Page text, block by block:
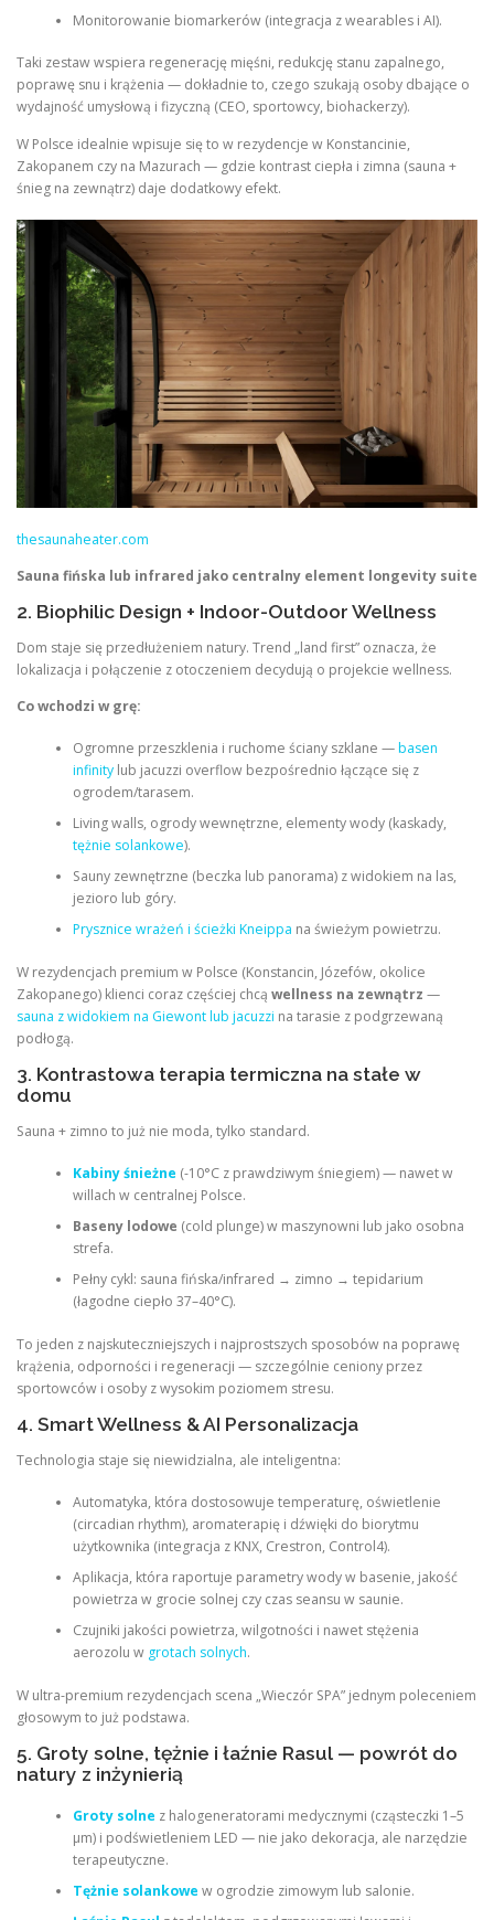
Monitorowanie biomarkerów (integracja z wearables i AI).
Taki zestaw wspiera regenerację mięśni, redukcję stanu zapalnego,
poprawę snu i krążenia — dokładnie to, czego szukają osoby dbające o
wydajność umysłową i fizyczną (CEO, sportowcy, biohackerzy).
W Polsce idealnie wpisuje się to w rezydencje w Konstancinie,
Zakopanem czy na Mazurach — gdzie kontrast ciepła i zimna (sauna +
śnieg na zewnątrz) daje dodatkowy efekt.
thesaunaheater.com
Sauna fińska lub infrared jako centralny element longevity suite
2. Biophilic Design + Indoor-Outdoor Wellness
Dom staje się przedłużeniem natury. Trend „land first” oznacza, że
lokalizacja i połączenie z otoczeniem decydują o projekcie wellness.
Co wchodzi w grę:
Ogromne przeszklenia i ruchome ściany szklane —basen
infinitylub jacuzzi overflow bezpośrednio łączące się z
ogrodem/tarasem.
Living walls, ogrody wewnętrzne, elementy wody (kaskady,
tężnie solankowe).
Sauny zewnętrzne (beczka lub panorama) z widokiem na las,
jezioro lub góry.
Prysznice wrażeń i ścieżki Kneippa na świeżym powietrzu.
W rezydencjach premium w Polsce (Konstancin, Józefów, okolice
Zakopanego) klienci coraz częściej chcą wellness na zewnątrz —
sauna z widokiem na Giewont lub jacuzzi na tarasie z podgrzewaną
podłogą.
3. Kontrastowa terapia termiczna na stałe w
domu
Sauna + zimno to już nie moda, tylko standard.
Kabiny śnieżne (-10°C z prawdziwym śniegiem) — nawet w
willach w centralnej Polsce.
Baseny lodowe (cold plunge) w maszynowni lub jako osobna
strefa.
Pełny cykl: sauna fińska/infrared → zimno → tepidarium
(łagodne ciepło 37–40°C).
To jeden z najskuteczniejszych i najprostszych sposobów na poprawę
krążenia, odporności i regeneracji — szczególnie ceniony przez
sportowców i osoby z wysokim poziomem stresu.
4. Smart Wellness & AI Personalizacja
Technologia staje się niewidzialna, ale inteligentna:
Automatyka, która dostosowuje temperaturę, oświetlenie
(circadian rhythm), aromaterapię i dźwięki do biorytmu
użytkownika (integracja z KNX, Crestron, Control4).
Aplikacja, która raportuje parametry wody w basenie, jakość
powietrza w grocie solnej czy czas seansu w saunie.
Czujniki jakości powietrza, wilgotności i nawet stężenia
aerozolu w grotach solnych.
W ultra-premium rezydencjach scena „Wieczór SPA” jednym poleceniem
głosowym to już podstawa.
5. Groty solne, tężnie i łaźnie Rasul — powrót do
natury z inżynierią
Groty solne z halogeneratorami medycznymi (cząsteczki 1–5
μm) i podświetleniem LED — nie jako dekoracja, ale narzędzie
terapeutyczne.
Tężnie solankowe w ogrodzie zimowym lub salonie.